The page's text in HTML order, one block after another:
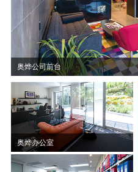
奥烨公司前台
奥烨办公室